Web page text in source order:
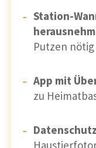
Station-
Putzen nötig
App mit
zu